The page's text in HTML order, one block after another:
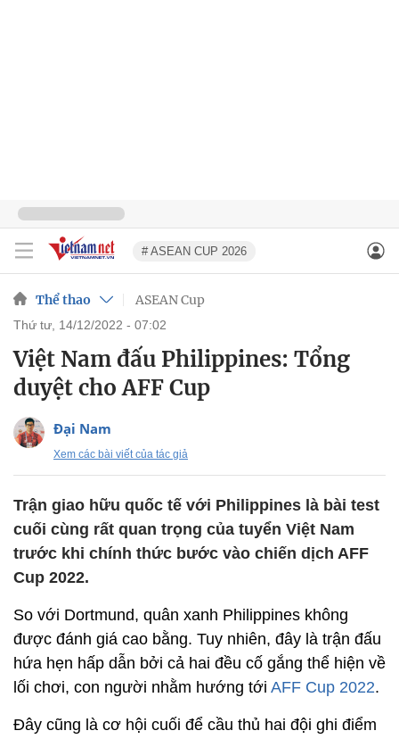
# ASEAN CUP 2026
Thể thao ASEAN Cup
thứ tư, 14/12/2022 - 07:02
Việt Nam đấu Philippines: Tổng
duyệt cho AFF Cup
Đại Nam
Xem các bài viết của tác giả
Trận giao hữu quốc tế với Philippines là bài test
cuối cùng rất quan trọng của tuyển Việt Nam
trước khi chính thức bước vào chiến dịch AFF
Cup 2022.
So với Dortmund, quân xanh Philippines không
được đánh giá cao bằng. Tuy nhiên, đây là trận đấu
hứa hẹn hấp dẫn bởi cả hai đều cố gắng thể hiện về
lối chơi, con người nhằm hướng tới AFF Cup 2022.
Đây cũng là cơ hội cuối để cầu thủ hai đội ghi điểm